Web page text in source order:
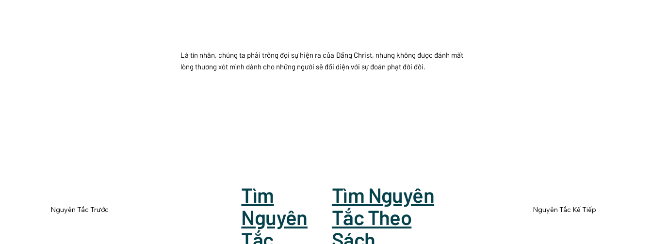
Nguyên Tắc Trước
Tìm
Nguyên
Tắc
Tìm Nguyên
Tắc Theo
Sách
Nguyên Tắc Kế Tiếp
Là tín nhân, chúng ta phải trông đợi sự hiện ra của Đấng Christ, nhưng không được đánh mất
lòng thương xót mình dành cho những người sẽ đối diện với sự đoán phạt đời đời.